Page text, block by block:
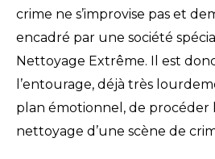
crime ne s’improvise pas et
encadré par une société
Nettoyage Extrême. Il est
l’entourage, déjà très
plan émotionnel, de procéder
nettoyage d’une scène de